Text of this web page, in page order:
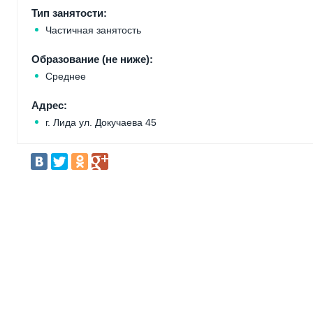
Тип занятости:
Частичная занятость
Образование (не ниже):
Среднее
Адрес:
г. Лида ул. Докучаева 45